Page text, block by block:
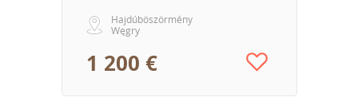
Hajdúböszörmény
Węgry
1 200 €